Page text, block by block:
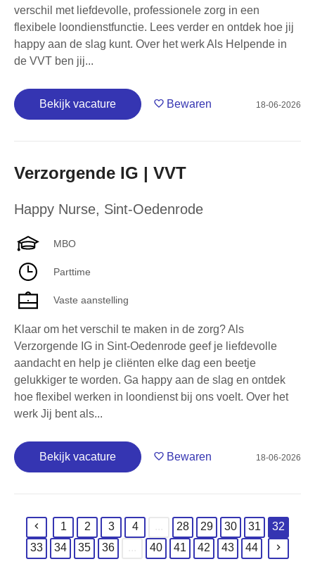
verschil met liefdevolle, professionele zorg in een
flexibele loondienstfunctie. Lees verder en ontdek hoe jij
happy aan de slag kunt. Over het werk Als Helpende in
de VVT ben jij...
Bekijk vacature Bewaren 18-06-2026
Verzorgende IG | VVT
Happy Nurse, Sint-Oedenrode
MBO
Parttime
Vaste aanstelling
Klaar om het verschil te maken in de zorg? Als
Verzorgende IG in Sint-Oedenrode geef je liefdevolle
aandacht en help je cliënten elke dag een beetje
gelukkiger te worden. Ga happy aan de slag en ontdek
hoe flexibel werken in loondienst bij ons voelt. Over het
werk Jij bent als...
Bekijk vacature Bewaren 18-06-2026
1 2 3 4 28 29 30 31
32
(current)
33 34 35 36 40 41 42 43 44